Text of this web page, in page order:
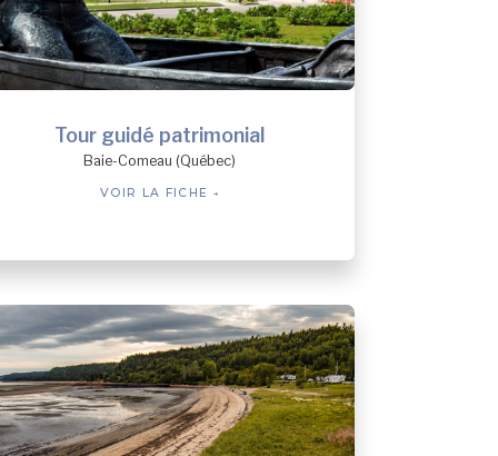
Tour guidé patrimonial
Baie-Comeau (Québec)
VOIR LA FICHE